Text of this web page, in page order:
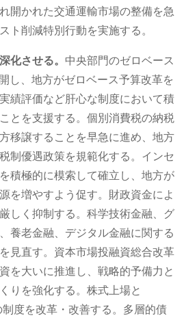
開かれた交通運輸市場の整備を急
ト削減特別行動を実施する。
化させる。 中央部門のゼロベース
し、地方がゼロベース予算改革を
績評価など肝心な制度において積
とを支援する。個別消費税の納税
移譲することを早急に進め、地方
制優遇政策を規範化する。インセ
積極的に模索して確立し、地方が
を増やすよう促す。財政資金によ
しく抑制する。科学技術金融、グ
養老金融、デジタル金融に関する
見直す。資本市場投融資総合改革
を大いに推進し、戦略的予備力と
りを強化する。株式上場と
度を改革・改善する。多層的債